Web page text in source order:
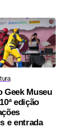
Geek Museu
edição
e entrada